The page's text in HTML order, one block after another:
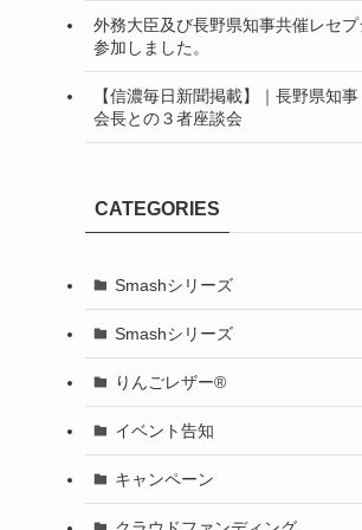
外務大臣及び長野県知事共催レセプ
参加しました。
【信濃毎日新聞掲載】｜長野県知
会長との３者座談会
CATEGORIES
Smashシリーズ
Smashシリーズ
りんごレザー®
イベント告知
キャンペーン